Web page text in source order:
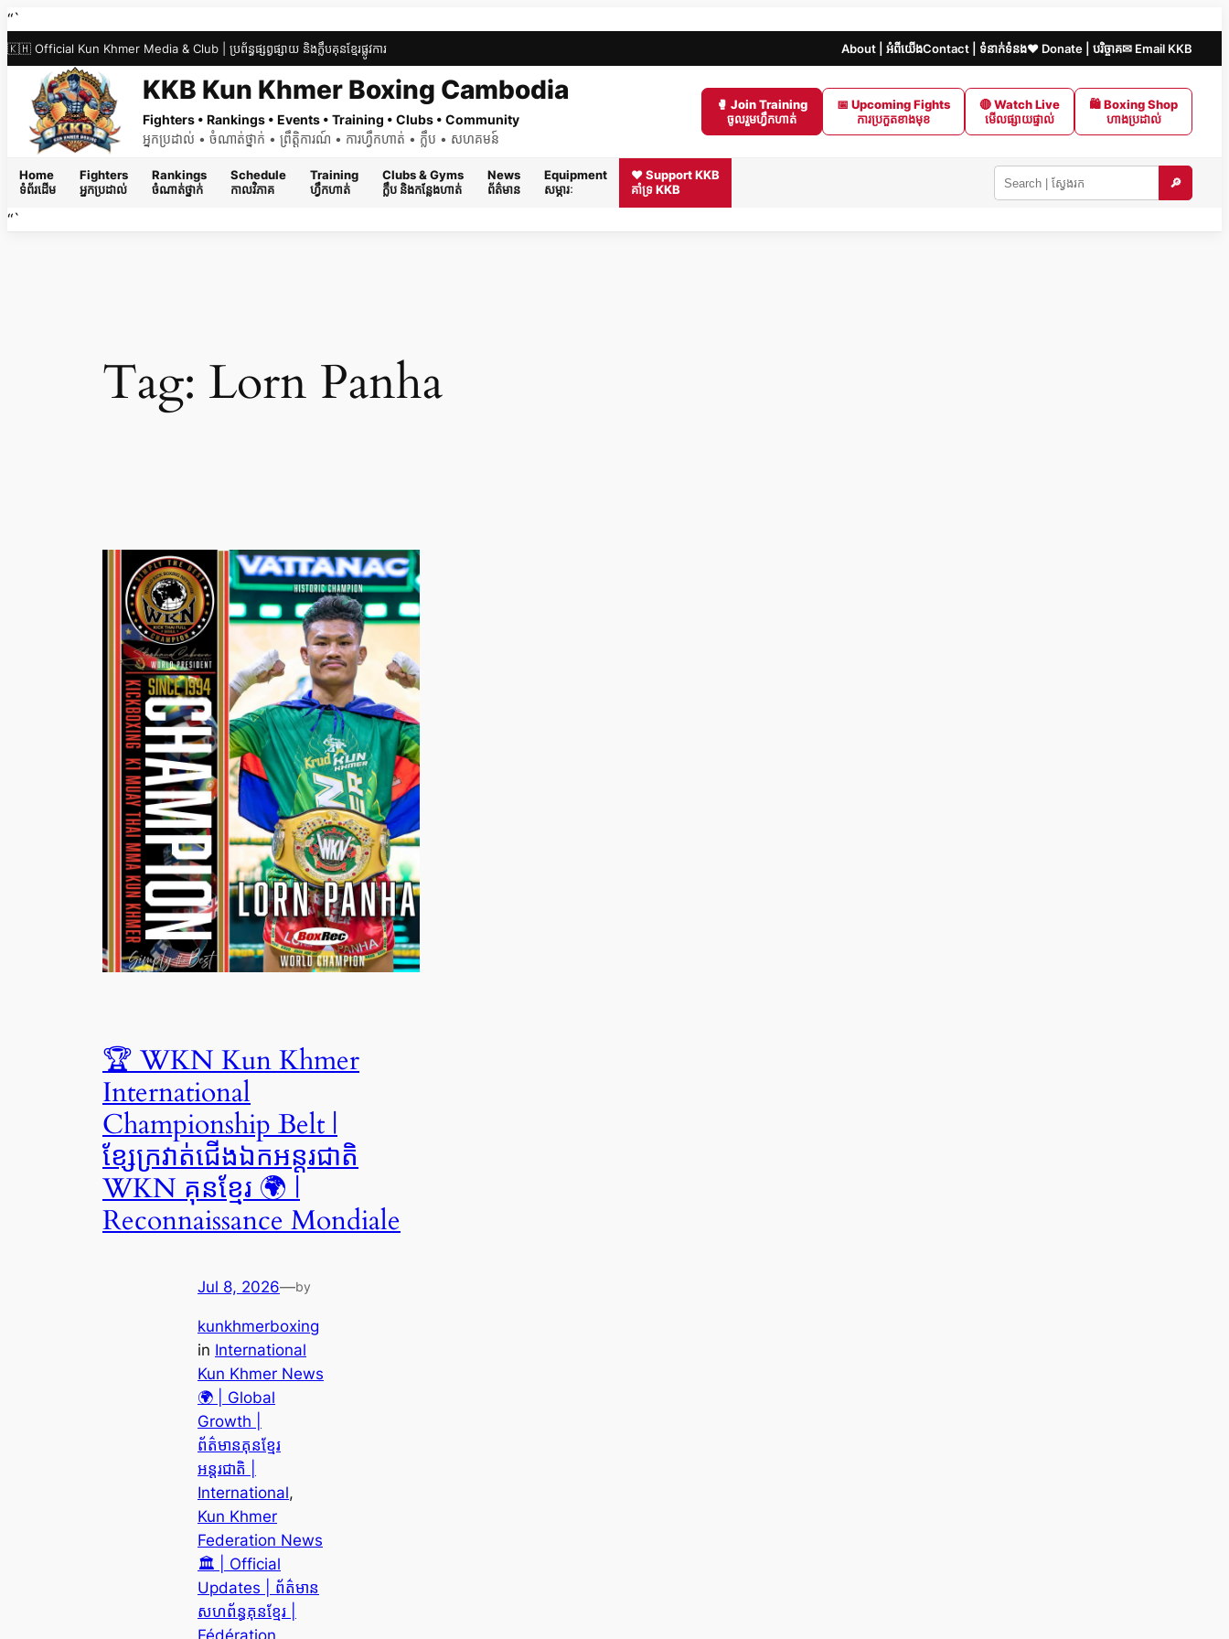
Skip
to
content
“`
🇰🇭 Official Kun Khmer Media & Club | ប្រព័ន្ធផ្សព្វផ្សាយ និងក្លឹបគុនខ្មែរផ្លូវការ About | អំពីយើងContact | ទំនាក់ទំនង❤️ Donate | បរិច្ចាគ✉ Email KKB
KKB Kun Khmer Boxing Cambodia
Fighters • Rankings • Events • Training • Clubs • Community
អ្នកប្រដាល់ • ចំណាត់ថ្នាក់ • ព្រឹត្តិការណ៍ • ការហ្វឹកហាត់ • ក្លឹប • សហគមន៍
🥊 Join Training
ចូលរួមហ្វឹកហាត់
📅 Upcoming Fights
ការប្រកួតខាងមុខ
🔴 Watch Live
មើលផ្សាយផ្ទាល់
🛍 Boxing Shop
ហាងប្រដាល់
Home
ទំព័រដើម
Fighters
អ្នកប្រដាល់
Rankings
ចំណាត់ថ្នាក់
Schedule
កាលវិភាគ
Training
ហ្វឹកហាត់
Clubs & Gyms
ក្លឹប និងកន្លែងហាត់
News
ព័ត៌មាន
Equipment
សម្ភារៈ
❤️ Support KKB
គាំទ្រ KKB
Search
🔎
“`
Tag: Lorn Panha
🏆 WKN Kun Khmer
International
Championship Belt |
ខ្សែក្រវាត់ជើងឯកអន្តរជាតិ
WKN គុនខ្មែរ 🌍 |
Reconnaissance Mondiale
Jul 8, 2026—by
kunkhmerboxing
in International
Kun Khmer News
🌍 | Global
Growth |
ព័ត៌មានគុនខ្មែរ
អន្តរជាតិ |
International
Kun Khmer
Federation News
🏛️ | Official
Updates | ព័ត៌មាន
សហព័ន្ធគុនខ្មែរ |
Fédération